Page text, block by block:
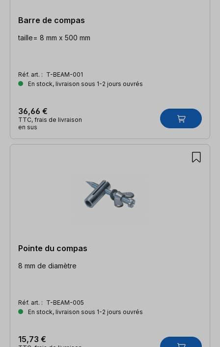
Barre de compas
taille= 8 mm x 500 mm
Réf. art. : T-BEAM-001
En stock, livraison sous 1-2 jours ouvrés
36,66 €
TTC, frais de livraison
en sus
Pointe du compas
8 mm de diamètre
Réf. art. : T-BEAM-005
En stock, livraison sous 1-2 jours ouvrés
15,73 €